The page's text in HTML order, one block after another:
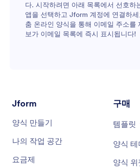
다. 시작하려면 아래 목록에서 선호하
앱을 선택하고 Jform 계정에 연결하
춤 온라인 양식을 통해 이메일 주소를
보가 이메일 목록에 즉시 표시됩니다!
Jform
양식 만들기
나의 작업 공간
요금제
구매
템플릿
양식 테
양식 위